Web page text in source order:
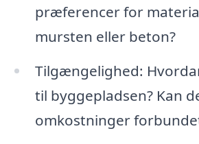
præferencer for
mursten eller beton?
Tilgængelighed:
til byggepladsen? Kan
omkostninger